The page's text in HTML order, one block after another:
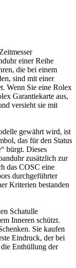
einer Reihe
die bei einem
sind mit einer
Wenn Sie eine Rolex
Garantiekarte aus,
versieht sie mit
gewährt wird, ist
das für den Status
bürgt. Dieses
zusätzlich zur
das COSC eine
durchgeführter
Kriterien bestanden
Schatulle
Inneren schützt.
Sie kaufen
Eindruck, der bei
Enthüllung der